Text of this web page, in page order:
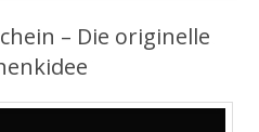
– Die originelle